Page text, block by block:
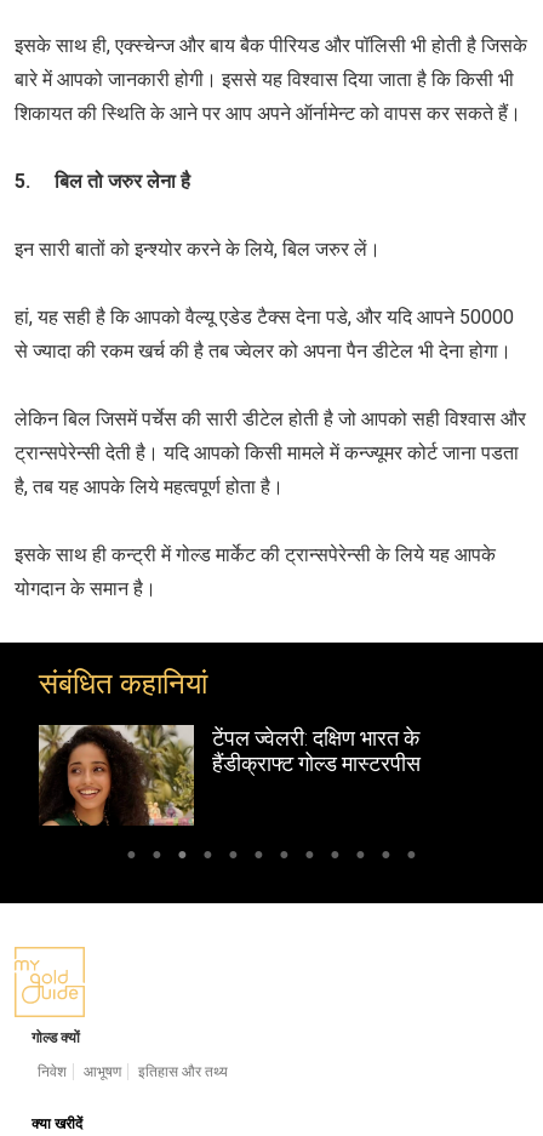
इसके साथ ही, एक्स्चेन्ज और बाय बैक पीरियड और पॉलिसी भी होती है जिसके
बारे में आपको जानकारी होगी। इससे यह विश्वास दिया जाता है कि किसी भी
शिकायत की स्थिति के आने पर आप अपने ऑर्नामेन्ट को वापस कर सकते हैं।
5. बिल तो जरुर लेना है
इन सारी बातों को इन्श्योर करने के लिये, बिल जरुर लें।
हां, यह सही है कि आपको वैल्यू एडेड टैक्स देना पडे, और यदि आपने 50000
से ज्यादा की रकम खर्च की है तब ज्वेलर को अपना पैन डीटेल भी देना होगा।
लेकिन बिल जिसमें पर्चेस की सारी डीटेल होती है जो आपको सही विश्वास और
ट्रान्सपेरेन्सी देती है। यदि आपको किसी मामले में कन्ज्यूमर कोर्ट जाना पडता
है, तब यह आपके लिये महत्वपूर्ण होता है।
इसके साथ ही कन्ट्री में गोल्ड मार्केट की ट्रान्सपेरेन्सी के लिये यह आपके
योगदान के समान है।
संबंधित कहानियां
टेंपल ज्वेलरी: दक्षिण भारत के
हैंडीक्राफ्ट गोल्ड मास्टरपीस
गोल्ड क्यों
निवेश
आभूषण इतिहास और तथ्य
क्या खरीदें